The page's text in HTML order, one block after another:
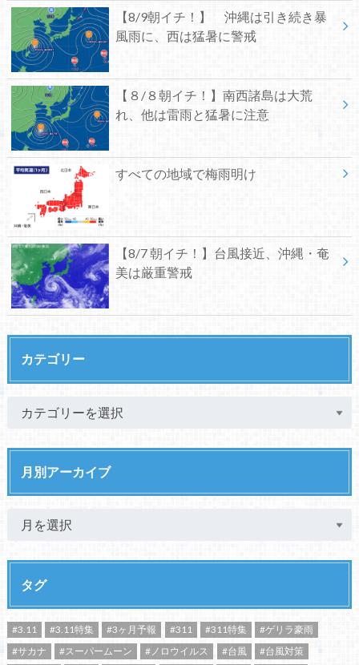
【8/9朝イチ！】 沖縄は引き続き暴
風雨に、西は猛暑に警戒
【８/８朝イチ！】南西諸島は大荒
れ、他は雷雨と猛暑に注意
すべての地域で梅雨明け
【8/7 朝イチ！】台風接近、沖縄・奄
美は厳重警戒
カテゴリー
月別アーカイブ
タグ
#3.11 #3.11特集 #3ヶ月予報 #311 #311特集
#ゲリラ豪雨
#サカナ
#スーパームーン #ノロウイルス #台風
#台風対策